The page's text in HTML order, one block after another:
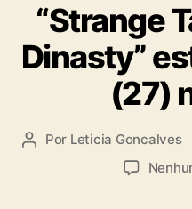
“Strange
Dinasty”
(27)
A Por Leticia Goncalves